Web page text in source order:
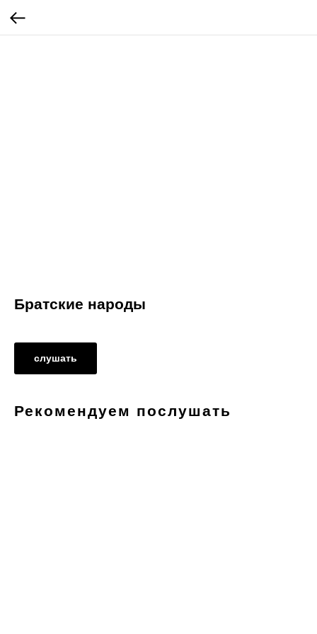
Братские народы
слушать
Рекомендуем послушать